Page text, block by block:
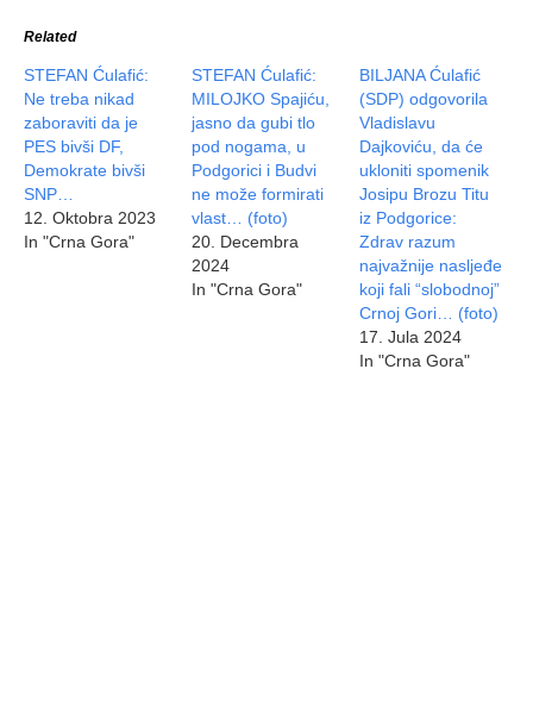
Related
STEFAN Ćulafić:
Ne treba nikad
zaboraviti da je
PES bivši DF,
Demokrate bivši
SNP…
12. Oktobra 2023
In "Crna Gora"
STEFAN Ćulafić:
MILOJKO Spajiću,
jasno da gubi tlo
pod nogama, u
Podgorici i Budvi
ne može formirati
vlast… (foto)
20. Decembra
2024
In "Crna Gora"
BILJANA Ćulafić
(SDP) odgovorila
Vladislavu
Dajkoviću, da će
ukloniti spomenik
Josipu Brozu Titu
iz Podgorice:
Zdrav razum
najvažnije nasljeđe
koji fali “slobodnoj”
Crnoj Gori… (foto)
17. Jula 2024
In "Crna Gora"